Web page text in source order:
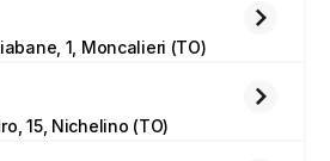
1, Moncalieri (TO)
15, Nichelino (TO)